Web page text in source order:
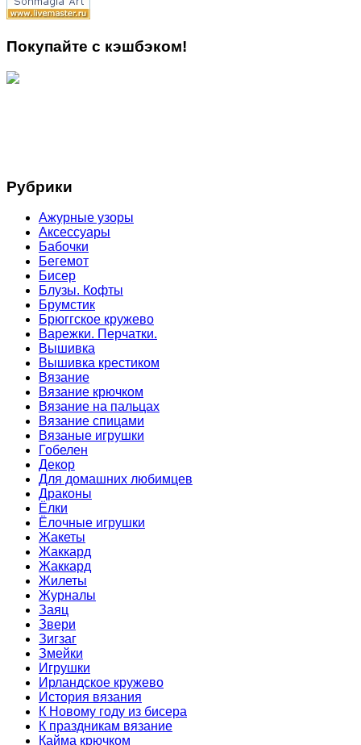
Покупайте с кэшбэком!
Рубрики
Ажурные узоры
Аксессуары
Бабочки
Бегемот
Бисер
Блузы. Кофты
Брумстик
Брюггское кружево
Варежки. Перчатки.
Вышивка
Вышивка крестиком
Вязание
Вязание крючком
Вязание на пальцах
Вязание спицами
Вязаные игрушки
Гобелен
Декор
Для домашних любимцев
Драконы
Ёлки
Ёлочные игрушки
Жакеты
Жаккард
Жаккард
Жилеты
Журналы
Заяц
Звери
Зигзаг
Змейки
Игрушки
Ирландское кружево
История вязания
К Новому году из бисера
К праздникам вязание
Кайма крючком